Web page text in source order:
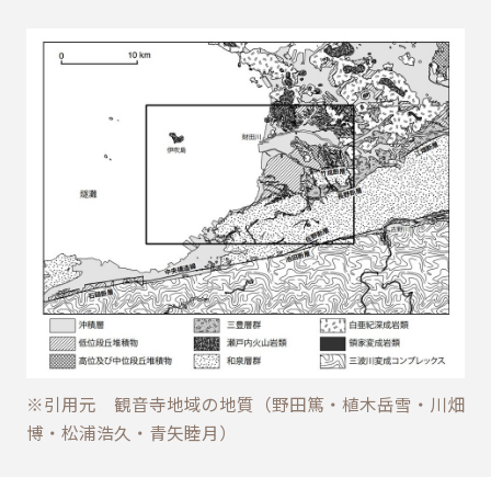
※引用元 観音寺地域の地質（野田篤・植木岳雪・川畑
博・松浦浩久・青矢睦月）